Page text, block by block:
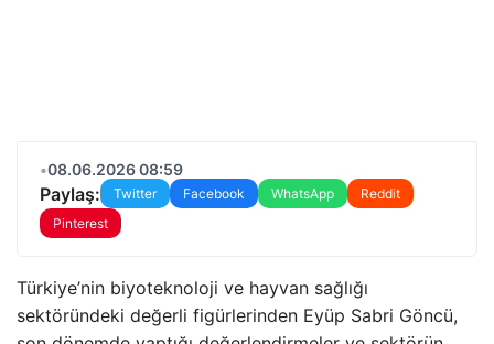
•08.06.2026 08:59
Paylaş: Twitter Facebook WhatsApp
Reddit
Pinterest
Türkiye’nin biyoteknoloji ve hayvan sağlığı
sektöründeki değerli figürlerinden Eyüp Sabri Göncü,